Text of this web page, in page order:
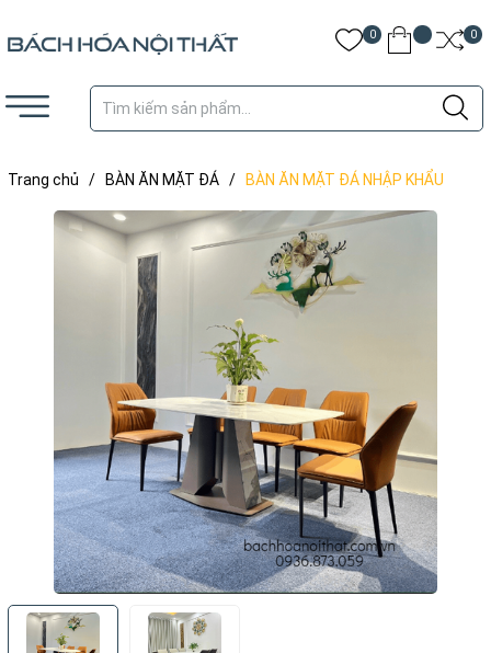
0 0
Trang chủ / BÀN ĂN MẶT ĐÁ /
BÀN ĂN MẶT ĐÁ NHẬP KHẨU